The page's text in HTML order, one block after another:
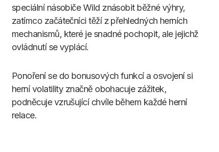
speciální násobiče Wild znásobit běžné výhry,
zatímco začátečníci těží z přehledných herních
mechanismů, které je snadné pochopit, ale jejichž
ovládnutí se vyplácí.
Ponoření se do bonusových funkcí a osvojení si
herní volatility značně obohacuje zážitek,
podněcuje vzrušující chvíle během každé herní
relace.